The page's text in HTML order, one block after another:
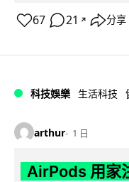
67 21 ↗ 分享
科技娛樂 生活科技
arthur 1 日
AirPods 用家